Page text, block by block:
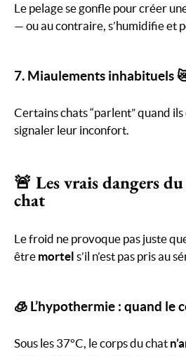
Le pelage se gonfle pour créer
— ou au contraire, s’humidifie et
7. Miaulements inhabituels
Certains chats “parlent” quand
signaler leur inconfort.
🚨 Les vrais dangers
chat
Le froid ne provoque pas juste
être mortel s’il n’est pas pris au
🧊 L’hypothermie : quand le
Sous les 37°C, le corps du chat